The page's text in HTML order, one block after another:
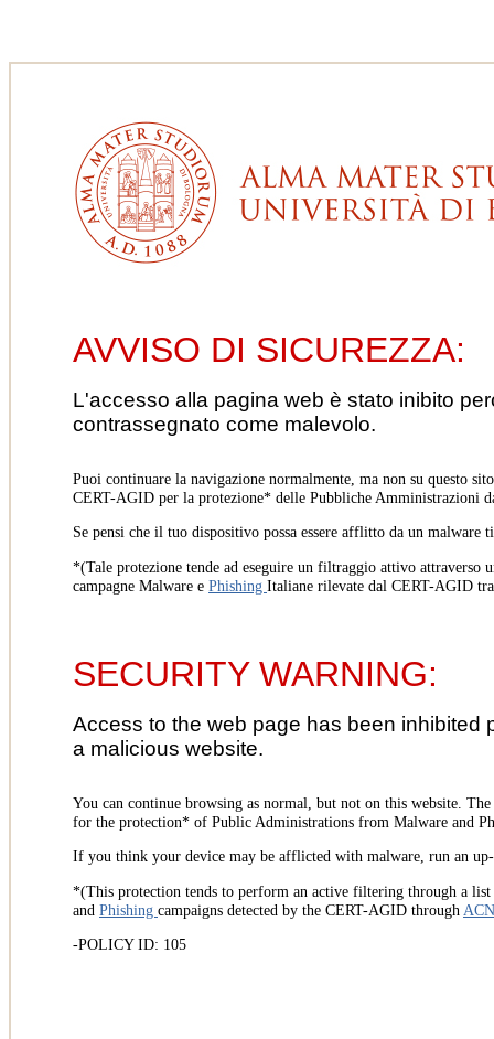
AVVISO DI SICUREZZA:
L'accesso alla pagina web è stato inibito
contrassegnato come malevolo.
Puoi continuare la navigazione normalmente, ma non su questo
CERT-AGID per la protezione* delle Pubbliche Amministrazioni
Se pensi che il tuo dispositivo possa essere afflitto da un
*(Tale protezione tende ad eseguire un filtraggio attivo
campagne Malware e Phishing Italiane rilevate dal CERT-AGID
SECURITY WARNING:
Access to the web page has been
a malicious website.
You can continue browsing as normal, but not on this website.
for the protection* of Public Administrations from Malware and
If you think your device may be afflicted with malware, run an
*(This protection tends to perform an active filtering through a
and Phishing campaigns detected by the CERT-AGID through
-POLICY ID: 105